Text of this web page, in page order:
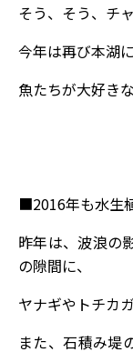
そう、そう、チ
今年は再び本湖
魚たちが大好き
■2016年も水生
昨年は、波浪の
の隙間に、
ヤナギやトチカ
また、石積み堤